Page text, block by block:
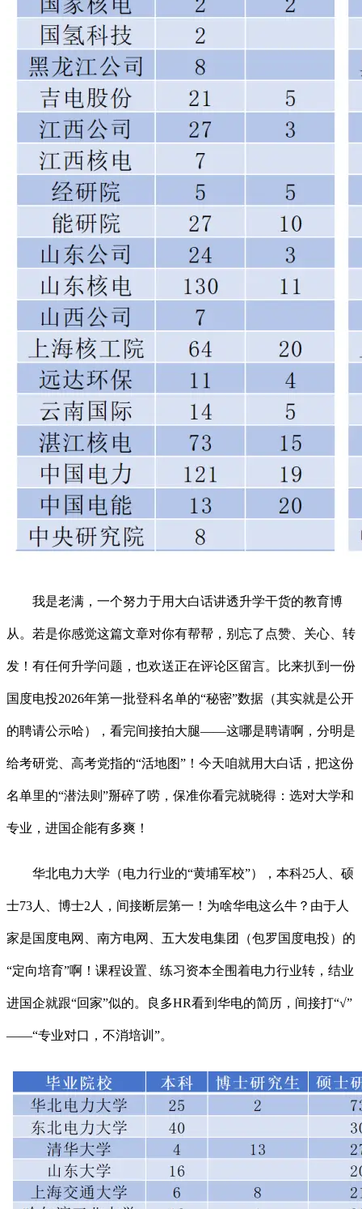
我是老满，一个努力于用大白话讲透升学干货的教育博
从。若是你感觉这篇文章对你有帮帮，别忘了点赞、关心、转
发！有任何升学问题，也欢送正在评论区留言。比来扒到一份
国度电投2026年第一批登科名单的“秘密”数据（其实就是公开
的聘请公示哈），看完间接拍大腿——这哪是聘请啊，分明是
给考研党、高考党指的“活地图”！今天咱就用大白话，把这份
名单里的“潜法则”掰碎了唠，保准你看完就晓得：选对大学和
专业，进国企能有多爽！
华北电力大学（电力行业的“黄埔军校”），本科25人、硕
士73人、博士2人，间接断层第一！为啥华电这么牛？由于人
家是国度电网、南方电网、五大发电集团（包罗国度电投）的
“定向培育”啊！课程设置、练习资本全围着电力行业转，结业
进国企就跟“回家”似的。良多HR看到华电的简历，间接打“√”
——“专业对口，不消培训”。